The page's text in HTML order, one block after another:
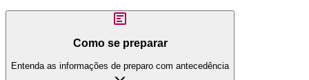
Como se preparar
Entenda as informações de preparo com antecedência